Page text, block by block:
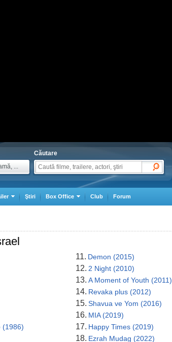
...
Căutare
Ştiri Box Office Club Forum
(1986)
11. Demon (2015)
12. 2 Night (2010)
13. A Moment of Youth (2011)
14. Revaka plus (2012)
15. Shavua ve Yom (2016)
16. MIA (2019)
17. Happy Times (2019)
18. Ezrah Mudag (2022)